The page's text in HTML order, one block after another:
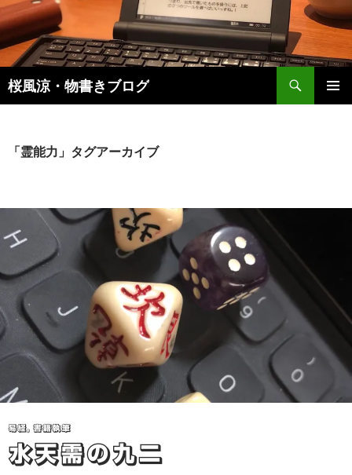
桜風涼・物書きブログ
検
索
ン
ッ
プ
「霊能力」タグアーカイブ
易経, 書籍執筆
水天需の九二